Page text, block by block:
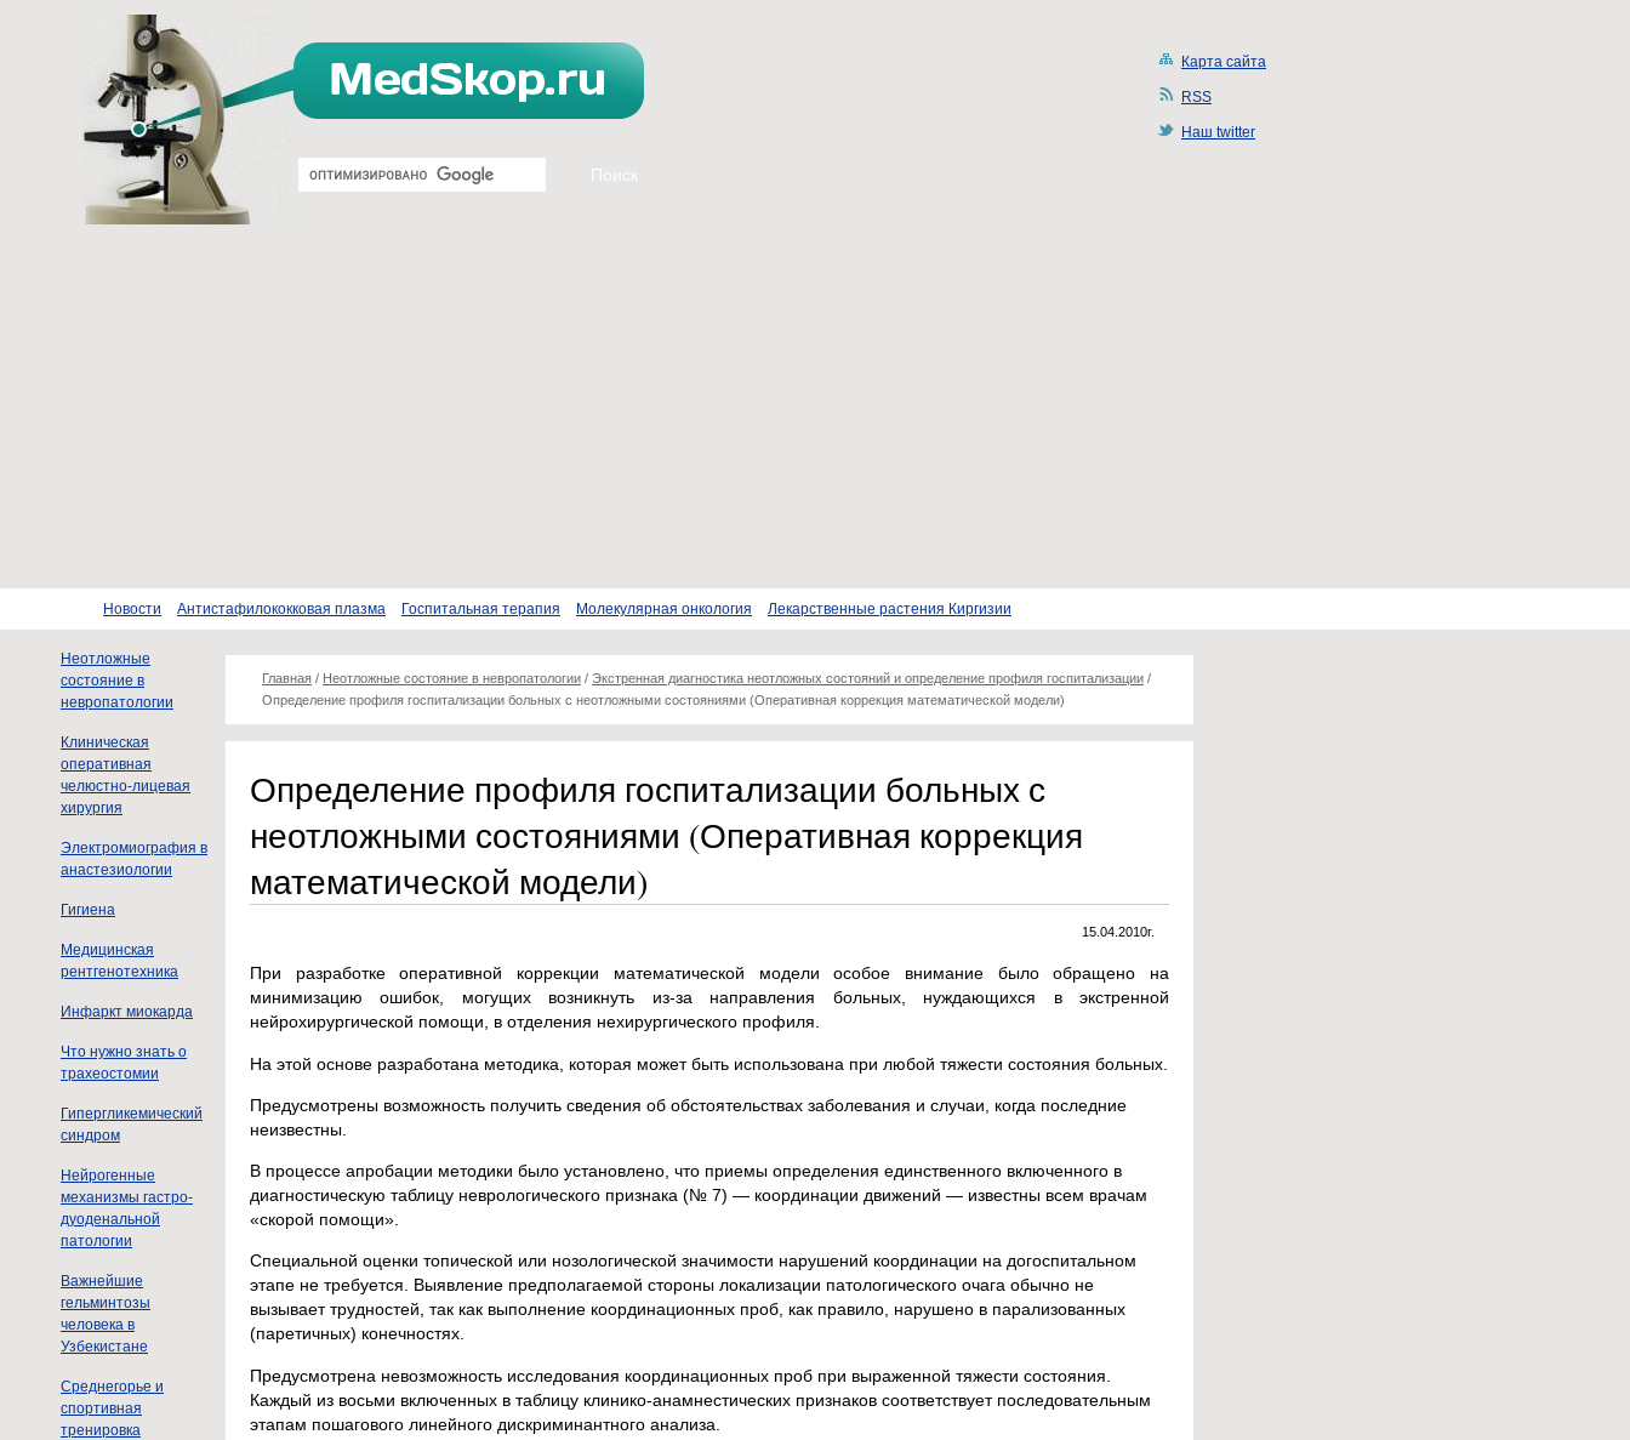
Карта сайта
RSS
Наш twitter
Новости Антистафилококковая плазма Госпитальная терапия Молекулярная онкология Лекарственные растения Киргизии
Неотложные
состояние в
невропатологии
Клиническая
оперативная
челюстно-лицевая
хирургия
Электромиография в
анастезиологии
Гигиена
Медицинская
рентгенотехника
Инфаркт миокарда
Что нужно знать о
трахеостомии
Гипергликемический
синдром
Нейрогенные
механизмы гастро-
дуоденальной
патологии
Важнейшие
гельминтозы
человека в
Узбекистане
Среднегорье и
спортивная
тренировка
Главная / Неотложные состояние в невропатологии / Экстренная диагностика неотложных состояний и определение профиля госпитализации /
Определение профиля госпитализации больных с неотложными состояниями (Оперативная коррекция математической модели)
Определение профиля госпитализации больных с
неотложными состояниями (Оперативная коррекция
математической модели)
15.04.2010г.
При разработке оперативной коррекции математической модели особое внимание было обращено на
минимизацию ошибок, могущих возникнуть из-за направления больных, нуждающихся в экстренной
нейрохирургической помощи, в отделения нехирургического профиля.
На этой основе разработана методика, которая может быть использована при любой тяжести состояния больных.
Предусмотрены возможность получить сведения об обстоятельствах заболевания и случаи, когда последние
неизвестны.
В процессе апробации методики было установлено, что приемы определения единственного включенного в
диагностическую таблицу неврологического признака (№ 7) — координации движений — известны всем врачам
«скорой помощи».
Специальной оценки топической или нозологической значимости нарушений координации на догоспитальном
этапе не требуется. Выявление предполагаемой стороны локализации патологического очага обычно не
вызывает трудностей, так как выполнение координационных проб, как правило, нарушено в парализованных
(паретичных) конечностях.
Предусмотрена невозможность исследования координационных проб при выраженной тяжести состояния.
Каждый из восьми включенных в таблицу клинико-анамнестических признаков соответствует последовательным
этапам пошагового линейного дискриминантного анализа.